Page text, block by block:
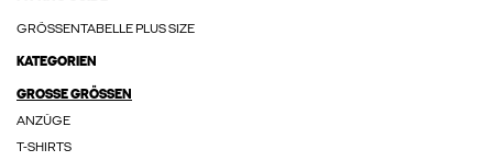
GRÖSSENTABELLE PLUS SIZE
KATEGORIEN
GROSSE GRÖSSEN
ANZÜGE
T-SHIRTS